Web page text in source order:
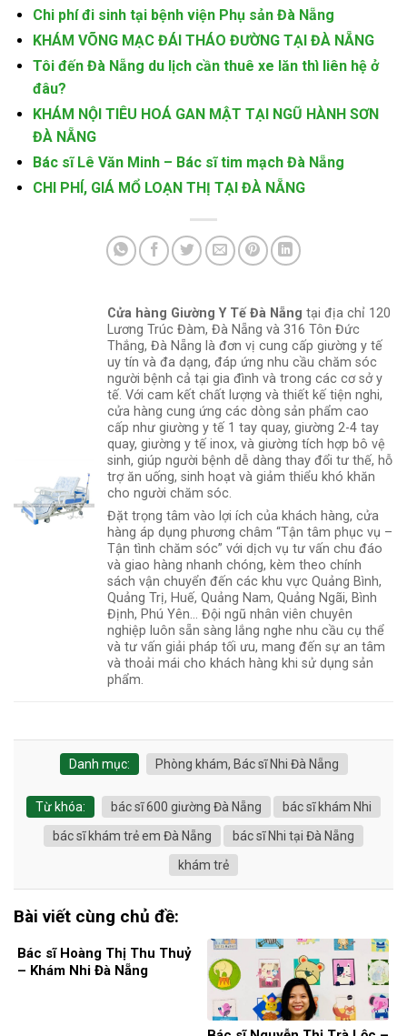
Chi phí đi sinh tại bệnh viện Phụ sản Đà Nẵng
KHÁM VÕNG MẠC ĐÁI THÁO ĐƯỜNG TẠI ĐÀ NẴNG
Tôi đến Đà Nẵng du lịch cần thuê xe lăn thì liên hệ ở
đâu?
KHÁM NỘI TIÊU HOÁ GAN MẬT TẠI NGŨ HÀNH SƠN
ĐÀ NẴNG
Bác sĩ Lê Văn Minh – Bác sĩ tim mạch Đà Nẵng
CHI PHÍ, GIÁ MỔ LOẠN THỊ TẠI ĐÀ NẴNG
Cửa hàng Giường Y Tế Đà Nẵng tại địa chỉ 120
Lương Trúc Đàm, Đà Nẵng và 316 Tôn Đức
Thắng, Đà Nẵng là đơn vị cung cấp giường y tế
uy tín và đa dạng, đáp ứng nhu cầu chăm sóc
người bệnh cả tại gia đình và trong các cơ sở y
tế. Với cam kết chất lượng và thiết kế tiện nghi,
cửa hàng cung ứng các dòng sản phẩm cao
cấp như giường y tế 1 tay quay, giường 2-4 tay
quay, giường y tế inox, và giường tích hợp bô vệ
sinh, giúp người bệnh dễ dàng thay đổi tư thế, hỗ
trợ ăn uống, sinh hoạt và giảm thiểu khó khăn
cho người chăm sóc.
Đặt trọng tâm vào lợi ích của khách hàng, cửa
hàng áp dụng phương châm “Tận tâm phục vụ –
Tận tình chăm sóc” với dịch vụ tư vấn chu đáo
và giao hàng nhanh chóng, kèm theo chính
sách vận chuyển đến các khu vực Quảng Bình,
Quảng Trị, Huế, Quảng Nam, Quảng Ngãi, Bình
Định, Phú Yên... Đội ngũ nhân viên chuyên
nghiệp luôn sẵn sàng lắng nghe nhu cầu cụ thể
và tư vấn giải pháp tối ưu, mang đến sự an tâm
và thoải mái cho khách hàng khi sử dụng sản
phẩm.
Danh mục: Phòng khám, Bác sĩ Nhi Đà Nẵng
Từ khóa: bác sĩ 600 giường Đà Nẵng
bác sĩ khám Nhi
bác sĩ khám trẻ em Đà Nẵng
bác sĩ Nhi tại Đà Nẵng
khám trẻ
Bài viết cùng chủ đề:
Bác sĩ Hoàng Thị Thu Thuỷ
– Khám Nhi Đà Nẵng